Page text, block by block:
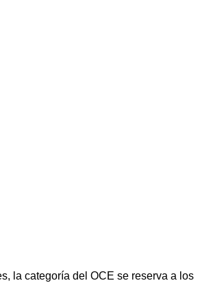
la categoría del OCE se reserva a los